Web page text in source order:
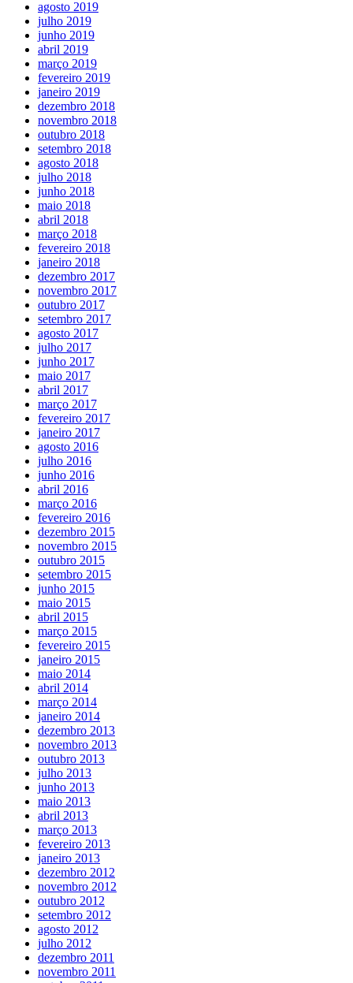
agosto 2019
julho 2019
junho 2019
abril 2019
março 2019
fevereiro 2019
janeiro 2019
dezembro 2018
novembro 2018
outubro 2018
setembro 2018
agosto 2018
julho 2018
junho 2018
maio 2018
abril 2018
março 2018
fevereiro 2018
janeiro 2018
dezembro 2017
novembro 2017
outubro 2017
setembro 2017
agosto 2017
julho 2017
junho 2017
maio 2017
abril 2017
março 2017
fevereiro 2017
janeiro 2017
agosto 2016
julho 2016
junho 2016
abril 2016
março 2016
fevereiro 2016
dezembro 2015
novembro 2015
outubro 2015
setembro 2015
junho 2015
maio 2015
abril 2015
março 2015
fevereiro 2015
janeiro 2015
maio 2014
abril 2014
março 2014
janeiro 2014
dezembro 2013
novembro 2013
outubro 2013
julho 2013
junho 2013
maio 2013
abril 2013
março 2013
fevereiro 2013
janeiro 2013
dezembro 2012
novembro 2012
outubro 2012
setembro 2012
agosto 2012
julho 2012
dezembro 2011
novembro 2011